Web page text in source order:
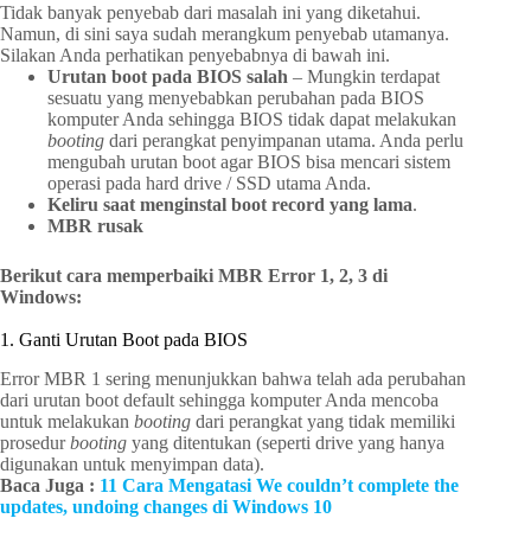
Tidak banyak penyebab dari masalah ini yang diketahui.
Namun, di sini saya sudah merangkum penyebab utamanya.
Silakan Anda perhatikan penyebabnya di bawah ini.
Urutan boot pada BIOS salah – Mungkin terdapat
sesuatu yang menyebabkan perubahan pada BIOS
komputer Anda sehingga BIOS tidak dapat melakukan
booting dari perangkat penyimpanan utama. Anda perlu
mengubah urutan boot agar BIOS bisa mencari sistem
operasi pada hard drive / SSD utama Anda.
Keliru saat menginstal boot record yang lama.
MBR rusak
Berikut cara memperbaiki MBR Error 1, 2, 3 di
Windows:
1. Ganti Urutan Boot pada BIOS
Error MBR 1 sering menunjukkan bahwa telah ada perubahan
dari urutan boot default sehingga komputer Anda mencoba
untuk melakukan booting dari perangkat yang tidak memiliki
prosedurbooting yang ditentukan (seperti drive yang hanya
digunakan untuk menyimpan data).
Baca Juga : 11 Cara Mengatasi We couldn’t complete the
updates, undoing changes di Windows 10